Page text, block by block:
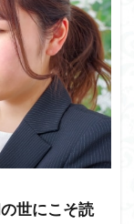
世にこそ読